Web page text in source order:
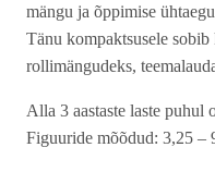
mängu ja õppimise
Tänu kompaktsusele
rollimängudeks,
Alla 3 aastaste laste puhul
Figuuride mõõdud: 3,25 –